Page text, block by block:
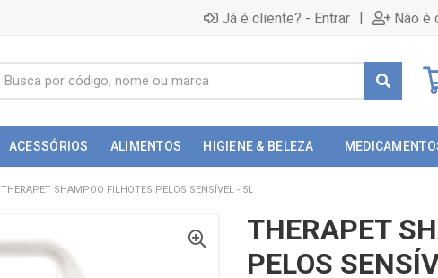
Já é cliente? - Entrar | Não é
ACESSÓRIOS ALIMENTOS HIGIENE & BELEZA
THERAPET SHAMPOO FILHOTES PELOS SENSÍVEL - 5L
THERAPET
PELOS